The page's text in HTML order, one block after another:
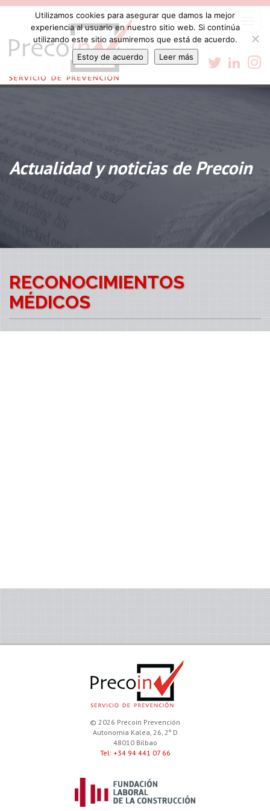
Actualidad y noticias de Precoin
RECONOCIMIENTOS
MÉDICOS
© 2026 Precoin Prevención
Autonomia Kalea, 26, 2º D
48010 Bilbao
Tel: +34 94 441 07 66
Utilizamos cookies para asegurar que damos la mejor
experiencia al usuario en nuestro sitio web. Si continúa
utilizando este sitio asumiremos que está de acuerdo.
Estoy de acuerdo
Leer más